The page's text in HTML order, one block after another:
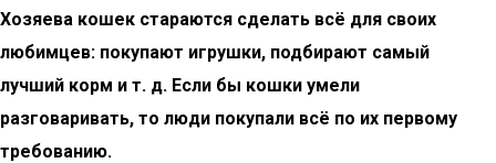
Хозяева кошек стараются сделать всё для своих
любимцев: покупают игрушки, подбирают самый
лучший корм и т. д. Если бы кошки умели
разговаривать, то люди покупали всё по их первому
требованию.